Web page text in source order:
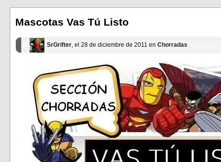
Mascotas Vas Tú Listo
SrGrifter, el 28 de diciembre de 2011 en Chorradas